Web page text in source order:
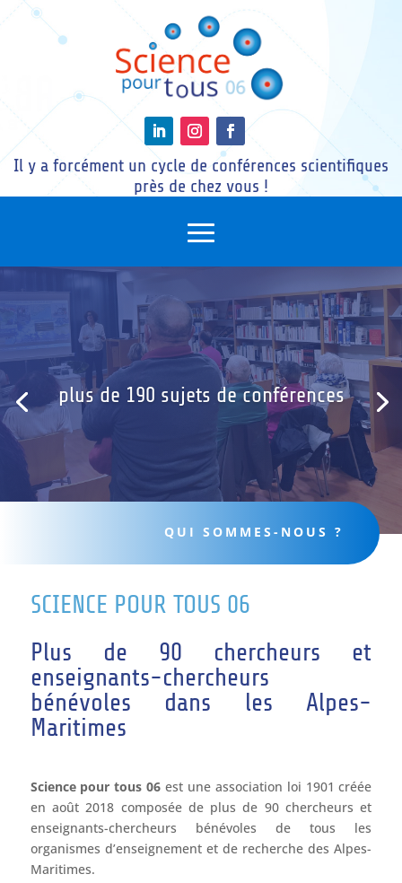
Il y a forcément un cycle de conférences scientifiques
près de chez vous !
plus de 190 sujets de conférences
QUI SOMMES-NOUS ?
SCIENCE POUR TOUS 06
Plus de 90 chercheurs et
enseignants-chercheurs
bénévoles dans les Alpes-
Maritimes
Science pour tous 06 est une association loi 1901 créée
en août 2018 composée de plus de 90 chercheurs et
enseignants-chercheurs bénévoles de tous les
organismes d’enseignement et de recherche des Alpes-
Maritimes.